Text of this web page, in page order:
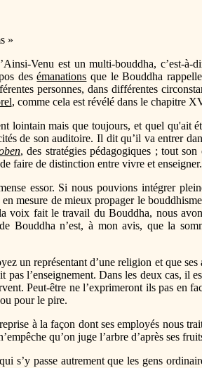
»
Venu est un multi-bouddha, c’est-à-
desémanations que le Bouddha
personnes, dans différentes
, comme cela est révélé dans le chapitre
lointain mais que toujours, et quel qu'ait
de son auditoire. Il dit qu’il va entrer
, des stratégies pédagogiques ; tout
faire de distinction entre vivre et enseigner.
essor. Si nous pouvions intégrer
mesure de mieux propager le
voix fait le travail du Bouddha, nous
Bouddha n’est, à mon avis, que la
un représentant d’une religion et que
pas l’enseignement. Dans les deux cas, il
Peut-être ne l’exprimeront ils pas en
pour le pire.
à la façon dont ses employés nous
qu’on juge l’arbre d’après ses
s’y passe autrement que les gens